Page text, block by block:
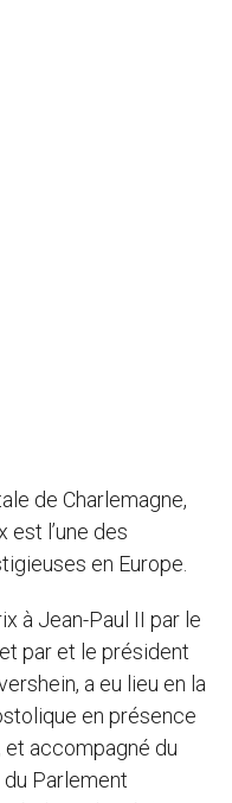
de Charlemagne,
est l’une des
en Europe.
à Jean-Paul II par le
par et le président
a eu lieu en la
en présence
accompagné du
Parlement